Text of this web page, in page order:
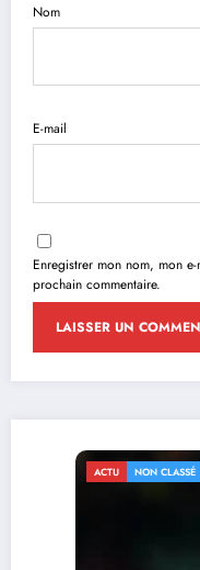
Nom
E-mail
Enregistrer mon nom, mon
prochain commentaire.
NON CLASSÉ SPORTS